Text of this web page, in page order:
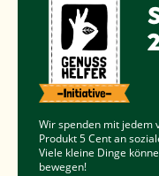
Wir spenden mit jedem
Produkt5 Centan
Viele kleine Dinge
bewegen!